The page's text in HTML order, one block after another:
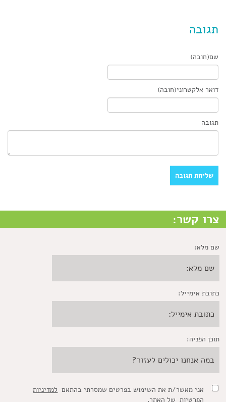
תגובה
שם(חובה)
דואר אלקטרוני(חובה)
תגובה
צרו קשר:
שם מלא:
כתובת אימייל:
תוכן הפניה:
אני מאשר/ת את השימוש בפרטים שמסרתי בהתאם למדיניות
הפרטיותשל האתר.